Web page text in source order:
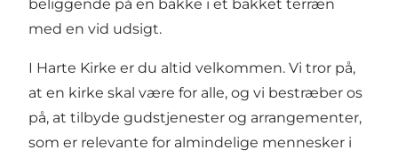
beliggende på en bakke i et bakket terræn
med en vid udsigt.
I Harte Kirke er du altid velkommen. Vi tror på,
at en kirke skal være for alle, og vi bestræber os
på, at tilbyde gudstjenester og arrangementer,
som er relevante for almindelige mennesker i